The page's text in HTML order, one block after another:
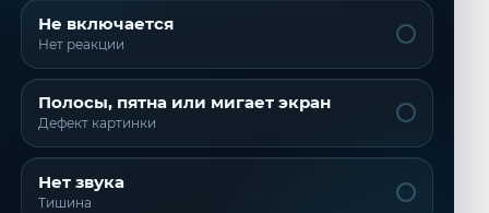
Не включается
Нет реакции
Полосы, пятна или мигает экран
Дефект картинки
Нет звука
Тишина